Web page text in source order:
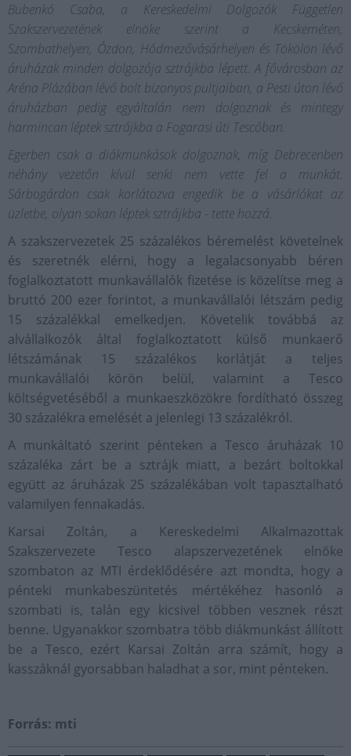
Bubenkó Csaba, a Kereskedelmi Dolgozók Független
Szakszervezetének elnöke szerint a Kecskeméten,
Szombathelyen, Ózdon, Hódmezővásárhelyen és Tökölön lévő
áruházak minden dolgozója sztrájkba lépett. A fővárosban az
Aréna Plázában lévő bolt bizonyos pultjaiban, a Pesti úton lévő
áruházban pedig egyáltalán nem dolgoznak és mintegy
harmincan léptek sztrájkba a Fogarasi úti Tescóban.
Egerben csak a diákmunkások dolgoznak, míg Debrecenben
néhány vezetőn kívül senki nem vette fel a munkát.
Sárbogárdon csak korlátozva engedik be a vásárlókat az
üzletbe, olyan sokan léptek sztrájkba - tette hozzá.
A szakszervezetek 25 százalékos béremelést követelnek
és szeretnék elérni, hogy a legalacsonyabb béren
foglalkoztatott munkavállalók fizetése is közelítse meg a
bruttó 200 ezer forintot, a munkavállalói létszám pedig
15 százalékkal emelkedjen. Követelik továbbá az
alvállalkozók által foglalkoztatott külső munkaerő
létszámának 15 százalékos korlátját a teljes
munkavállalói körön belül, valamint a Tesco
költségvetéséből a munkaeszközökre fordítható összeg
30 százalékra emelését a jelenlegi 13 százalékról.
A munkáltató szerint pénteken a Tesco áruházak 10
százaléka zárt be a sztrájk miatt, a bezárt boltokkal
együtt az áruházak 25 százalékában volt tapasztalható
valamilyen fennakadás.
Karsai Zoltán, a Kereskedelmi Alkalmazottak
Szakszervezete Tesco alapszervezetének elnöke
szombaton az MTI érdeklődésére azt mondta, hogy a
pénteki munkabeszüntetés mértékéhez hasonló a
szombati is, talán egy kicsivel többen vesznek részt
benne. Ugyanakkor szombatra több diákmunkást állított
be a Tesco, ezért Karsai Zoltán arra számít, hogy a
kasszáknál gyorsabban haladhat a sor, mint pénteken.
Forrás: mti